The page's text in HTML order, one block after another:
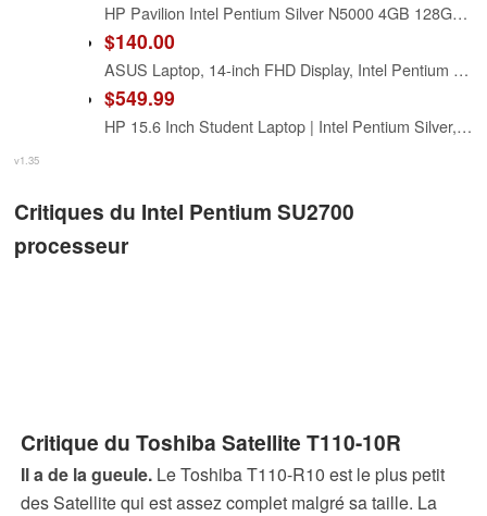
HP Pavilion Intel Pentium Silver N5000 4GB 128GB SSD Windows 10 Laptop Red
$140.00
ASUS Laptop, 14-inch FHD Display, Intel Pentium Silver N6000, 4GB RAM, 64GB eMMC Storage, Windows 11 Home in S Mode, Intel UHD Graphics, Star Black, E410KA-PM464
$549.99
HP 15.6 Inch Student Laptop | Intel Pentium Silver, Quad-Core Processor | 16GB RAM, 1TB SSD | Windows 11 | Thin and Light | 11 HR Battery | Natural Silver | True Vision Cam | Intel UHD Graphics
v1.35
Critiques du Intel Pentium SU2700
processeur
Critique du Toshiba Satellite T110-10R
Il a de la gueule.Le Toshiba T110-R10 est le plus petit
des Satellite qui est assez complet malgré sa taille. La